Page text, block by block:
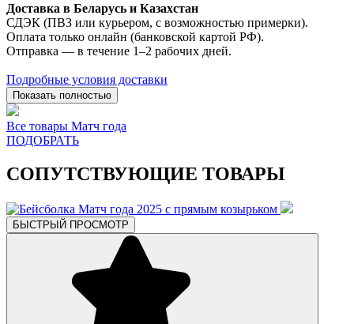
Доставка в Беларусь и Казахстан
СДЭК (ПВЗ или курьером, с возможностью примерки).
Оплата только онлайн (банковской картой РФ).
Отправка — в течение 1–2 рабочих дней.
Подробные условия доставки
Показать полностью
Все товары Матч года
ПОДОБРАТЬ
СОПУТСТВУЮЩИЕ ТОВАРЫ
БЫСТРЫЙ ПРОСМОТР